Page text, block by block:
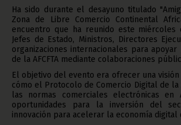
Ha sido durante el desayuno titulado
Zona de Libre Comercio Continental
encuentro que ha reunido este miércoles
Jefes de Estado, Ministros, Directores
organizaciones internacionales para
de la AFCFTA mediante colaboraciones
El objetivo del evento era ofrecer una
cómo el Protocolo de Comercio Digital de la
las normas comerciales electrónicas en
oportunidades para la inversión del
innovación para acelerar la economía digital